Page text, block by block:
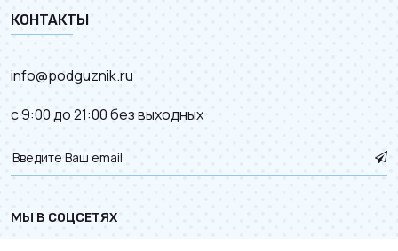
КОНТАКТЫ
info@podguznik.ru
с 9:00 до 21:00 без выходных
МЫ В СОЦСЕТЯХ